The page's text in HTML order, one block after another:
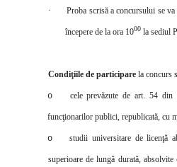
· Proba scrisă a concursului se
începere de la ora 1000 la sediul
Condiţiile de participare la concurs
o cele prevăzute de art. 54
funcţionarilor publici, republicată, cu
o studii universitare de licenţă
superioare de lungă durată, absolvite